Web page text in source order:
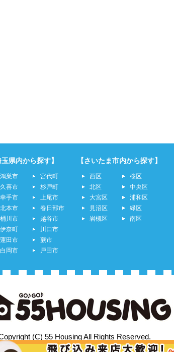
玉県内から探す】
鴻巣市
久喜市
幸手市
北本市
桶川市
伊奈町
蓮田市
白岡市
宮代町
杉戸町
上尾市
春日部市
越谷市
川口市
蕨市
戸田市
【さいたま市内から探す】
西区
北区
大宮区
見沼区
岩槻区
桜区
中央区
浦和区
緑区
南区
(C) 55 Housing All Rights Reserved.